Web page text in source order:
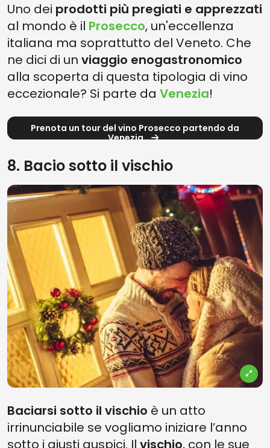
Uno dei prodotti più pregiati e apprezzati
al mondo è il Prosecco, un'eccellenza
italiana ma soprattutto del Veneto. Che
ne dici di un viaggio enogastronomico
alla scoperta di questa tipologia di vino
eccezionale? Si parte da Venezia!
Prenota un tour del vino Prosecco partendo da
Venezia
8. Bacio sotto il vischio
Baciarsi sotto il vischio è un atto
irrinunciabile se vogliamo iniziare l’anno
sotto i giusti auspici. Il vischio, con le sue